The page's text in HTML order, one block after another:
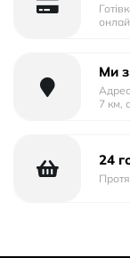
Ми
7 км,
24